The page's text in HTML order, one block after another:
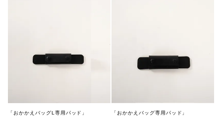
「おかかえバッグL専用パッド」
「おかかえバッグ専用パッド」